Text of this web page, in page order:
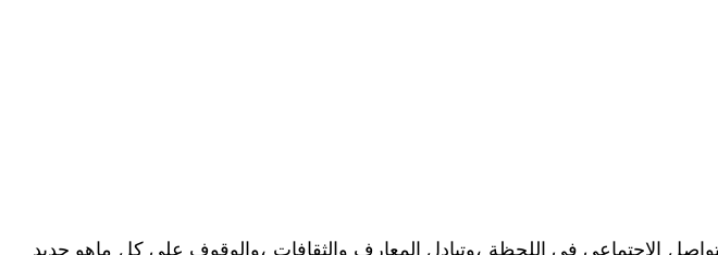
الإجتماعي في اللحظة ،وتبادل المعارف والثقافات ،والوقوف على كل ماهو جديد